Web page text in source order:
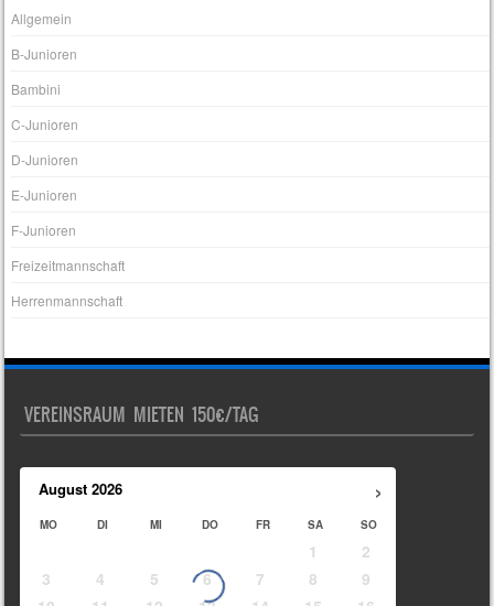
Allgemein
B-Junioren
Bambini
C-Junioren
D-Junioren
E-Junioren
F-Junioren
Freizeitmannschaft
Herrenmannschaft
VEREINSRAUM MIETEN 150€/TAG
›
August 2026
MO DI MI DO FR SA SO
1
2
3
4 5 6 7 8
9